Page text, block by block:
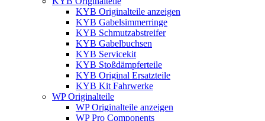
KYB Originalteile anzeigen
KYB Gabelsimmerringe
KYB Schmutzabstreifer
KYB Gabelbuchsen
KYB Servicekit
KYB Stoßdämpferteile
KYB Original Ersatzteile
KYB Kit Fahrwerke
WP Originalteile
WP Originalteile anzeigen
WP Pro Components